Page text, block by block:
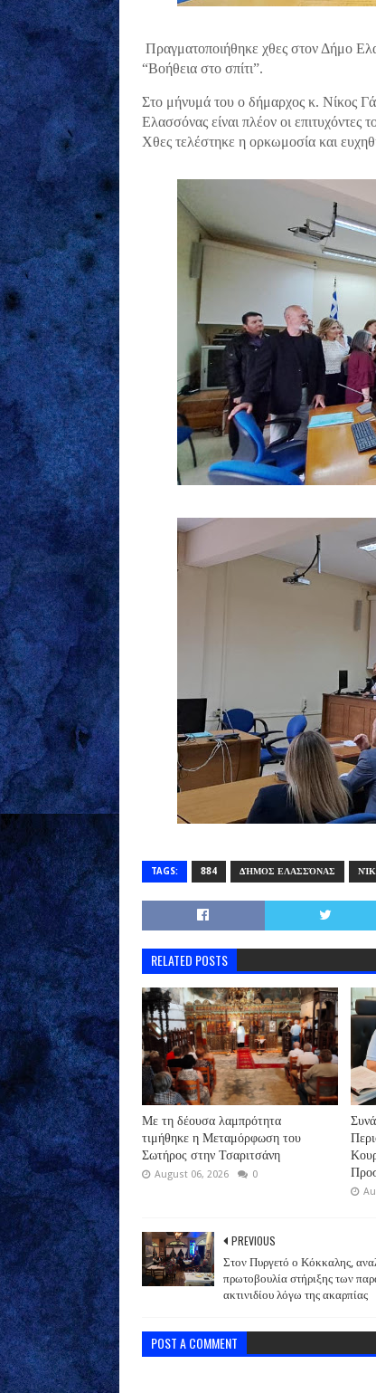
Πραγματοποιήθηκε χθες στον Δήμο
“Βοήθεια στο σπίτι”.
Στο μήνυμά του ο δήμαρχος κ. Νίκος
Ελασσόνας είναι πλέον οι
Χθες τελέστηκε η ορκωμοσία και
TAGS: 884 ΔΉΜΟΣ ΕΛΑΣΣΌΝΑΣ
RELATED POSTS
Με τη δέουσα λαμπρότητα
τιμήθηκε η Μεταμόρφωση του
Σωτήρος στην Τσαριτσάνη
August 06, 2026 0
PREVIOUS
Στον Πυργετό ο Κόκκαλης,
πρωτοβουλία στήριξης των
ακτινιδίου λόγω της ακαρπίας
POST A COMMENT